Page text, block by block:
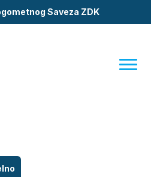
Saveza ZDK